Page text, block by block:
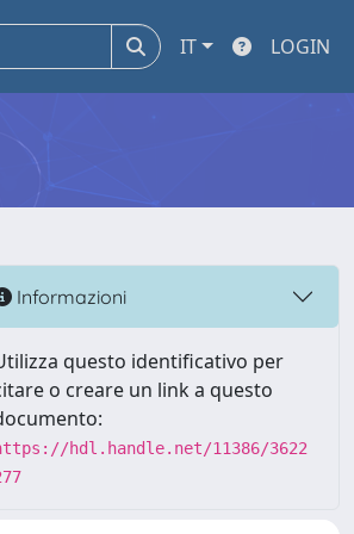
IT LOGIN
Informazioni
questo identificativo per
o creare un link a questo
hdl.handle.net/11386/3622